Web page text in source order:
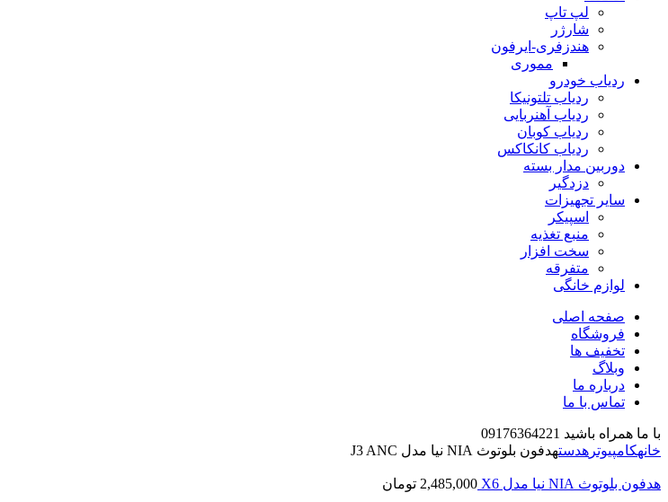
لپ تاپ
شارژر
هندزفری-ایرفون
مموری
ردیاب خودرو
ردیاب تلتونیکا
ردیاب آهنربایی
ردیاب کوبان
ردیاب کانکاکس
دوربین مدار بسته
دزدگیر
سایر تجهیزات
اسپیکر
منبع تغذیه
سخت افزار
متفرقه
لوازم خانگی
صفحه اصلی
فروشگاه
تخفیف ها
وبلاگ
درباره ما
تماس با ما
با ما همراه باشید 09176364221
خانهکامپیوتر هدستهدفون بلوتوث NIA نیا مدل J3 ANC
هدفون بلوتوث NIA نیا مدل X6 2,485,000 تومان